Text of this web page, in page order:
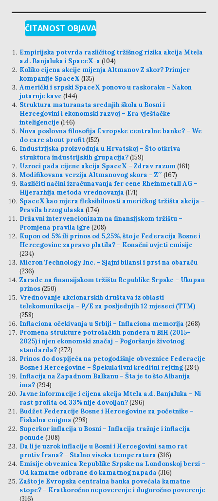
ČITANOST OBJAVA
Empirijska potvrda različitog tržišnog rizika akcija Mtela
a.d. Banjaluka i SpaceX-a (104)
Koliko cijena akcije mijenja Altmanov Z skor? Primjer
kompanije SpaceX (135)
Američki i srpski SpaceX ponovo u raskoraku – Nakon
jutarnje kave (144)
Struktura maturanata srednjih škola u Bosni i
Hercegovini i ekonomski razvoj – Era vještačke
inteligencije (146)
Nova poslovna filosofija Evropske centralne banke? – We
do care about profit(152)
Industrijska proizvodnja u Hrvatskoj – Što otkriva
struktura industrijskih grupacija?(159)
Uzroci pada cijene akcija SpaceX – Zdrav razum(161)
Modifikovana verzija Altmanovog skora – Z′′ (167)
Različiti načini izračunavanja fer cene Rheinmetall AG –
Hijerarhija metoda vrednovanja (171)
SpaceX kao mjera fleksibilnosti američkog tržišta akcija –
Pravila brzog ulaska (174)
Državni intervencionizam na finansijskom tržištu –
Promjena pravila igre (208)
Kupon od 5% ili prinos od 5,25%, što je Federacija Bosne i
Hercegovine zapravo platila? – Konačni uvjeti emisije
(234)
Micron Technology Inc. – Sjajni bilansi i prst na obaraču
(236)
Zarade na finansijskom tržištu Republike Srpske – Ukupan
prinos(250)
Vrednovanje akcionarskih društava iz oblasti
telekomunikacija – P/E za posljednjih 12 mjeseci (TTM)
(258)
Inflaciona očekivanja u Srbiji – Inflaciona memorija (268)
Promena strukture potrošačkih pondera u BiH (2015–
2025) i njen ekonomski značaj – Pogoršanje životnog
standarda?(272)
Prinos do dospijeća na petogodišnje obveznice Federacije
Bosne i Hercegovine – Špekulativni kreditni rejting(284)
Inflacija na Zapadnom Balkanu – Šta je to što Albanija
ima?(294)
Javne informacije i cijena akcija Mtela a.d. Banjaluka – Ni
rast profita od 33% nije dovoljan?(296)
Budžet Federacije Bosne i Hercegovine za početnike –
Fiskalna enigma (298)
Superkor inflacija u Bosni – Inflacija tražnje i inflacija
ponude (308)
Da li je uzrok inflacije u Bosni i Hercegovini samo rat
protiv Irana? – Stalno visoka temperatura (316)
Emisije obveznica Republike Srpske na Londonskoj berzi –
Od kamatne odbrane do kamatnog napada (316)
Zašto je Evropska centralna banka povećala kamatne
stope? – Kratkoročno nepoverenje i dugoročno poverenje
(316)